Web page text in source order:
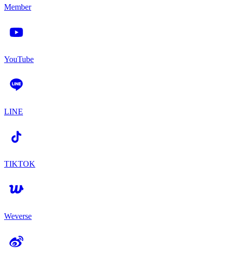
Member
YouTube
LINE
TIKTOK
Weverse